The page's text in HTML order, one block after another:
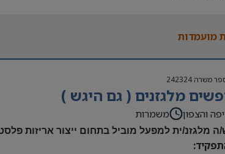
מועמדות
משרה242324
מלגזנים ( גם היגש )
והצפון משמרות
ה מלגזנ/ית למפעל מוביל בתחום ייצור אריזות